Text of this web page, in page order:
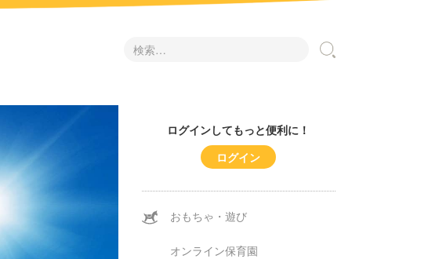
検
ログインしてもっと便利に！
ログイン
おもちゃ・遊び
オンライン保育園